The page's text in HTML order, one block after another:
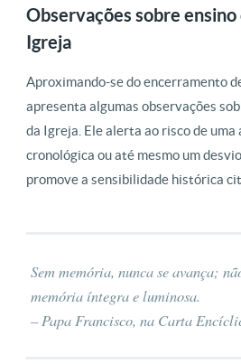
Observações sobre
Igreja
Aproximando-se do encerramento
apresenta algumas observações
da Igreja. Ele alerta ao risco de
cronológica ou até mesmo um
promove a sensibilidade histórica
Sem memória, nunca se avança;
memória íntegra e luminosa.
– Papa Francisco, na Carta